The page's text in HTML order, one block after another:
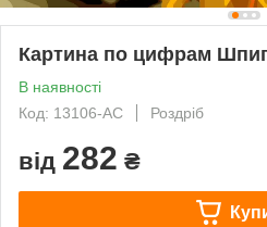
Картина по цифрам
В наявності
Код: 13106-AC
Роздріб
від 282 ₴